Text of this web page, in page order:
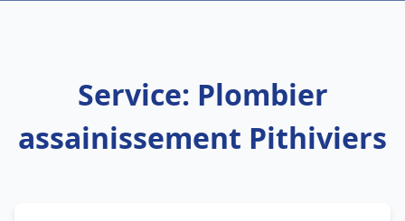
Service: Plombier
assainissement Pithiviers